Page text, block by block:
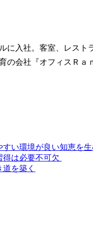
入社。客室、レス
の会社『オフィスＲ
い環境が良い知恵を生
は必要不可欠
を築く